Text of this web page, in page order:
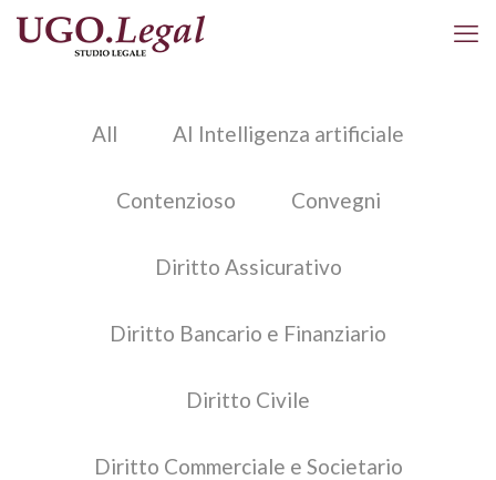
All AI Intelligenza artificiale
Contenzioso Convegni
Diritto Assicurativo
Diritto Bancario e Finanziario
Diritto Civile
Diritto Commerciale e Societario